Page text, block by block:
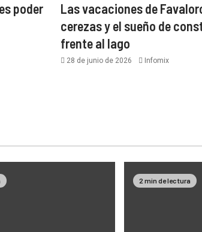
poder
Las vacaciones de
cerezas y el sueño de
frente al lago
28 de junio de 2026 Infomix
2 min de lectura